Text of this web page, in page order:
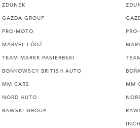
ZDUNEK
GAZDA GROUP
PRO-MOTO
MARVEL ŁÓDŹ
TEAM MAREK PASIERBSKI
BOŃKOWSCY BRITISH AUTO
MM CARS
NORD AUTO
RAWSKI GROUP
MM